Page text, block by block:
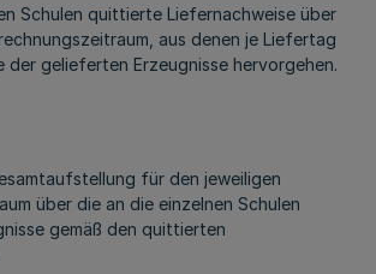
Schulen quittierte Liefernachweise über
aus denen je Liefertag
der gelieferten Erzeugnisse hervorgehen.
für den jeweiligen
über die an die einzelnen Schulen
gemäß den quittierten